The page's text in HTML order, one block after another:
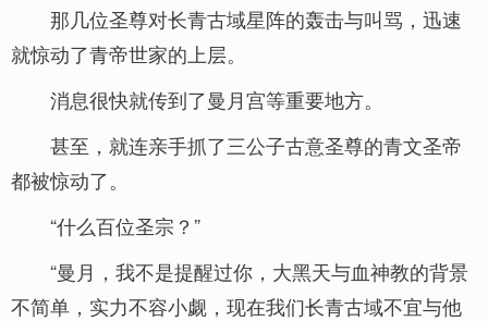
那几位圣尊对长青古域星阵的轰击与叫骂，迅速
就惊动了青帝世家的上层。
消息很快就传到了曼月宫等重要地方。
甚至，就连亲手抓了三公子古意圣尊的青文圣帝
都被惊动了。
“什么百位圣宗？”
“曼月，我不是提醒过你，大黑天与血神教的背景
不简单，实力不容小觑，现在我们长青古域不宜与他